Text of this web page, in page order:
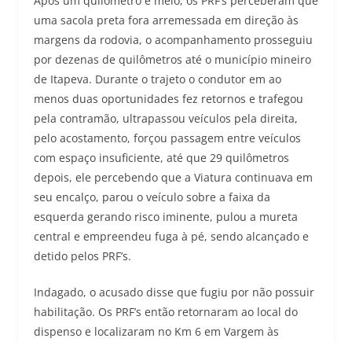
uma sacola preta fora arremessada em direção às
margens da rodovia, o acompanhamento prosseguiu
por dezenas de quilômetros até o município mineiro
de Itapeva. Durante o trajeto o condutor em ao
menos duas oportunidades fez retornos e trafegou
pela contramão, ultrapassou veículos pela direita,
pelo acostamento, forçou passagem entre veículos
com espaço insuficiente, até que 29 quilômetros
depois, ele percebendo que a Viatura continuava em
seu encalço, parou o veículo sobre a faixa da
esquerda gerando risco iminente, pulou a mureta
central e empreendeu fuga à pé, sendo alcançado e
detido pelos PRF’s.
Indagado, o acusado disse que fugiu por não possuir
habilitação. Os PRF’s então retornaram ao local do
dispenso e localizaram no Km 6 em Vargem às